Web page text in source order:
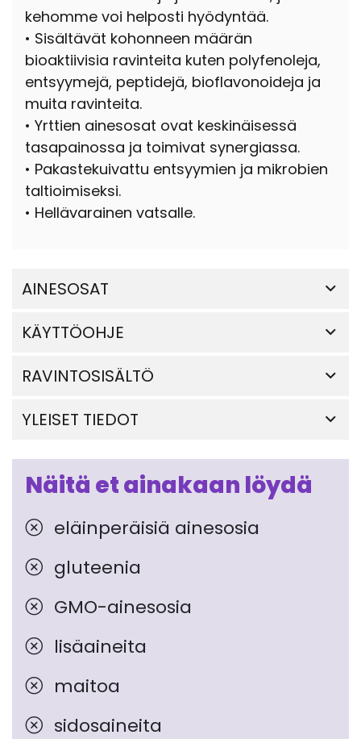
kehomme voi helposti hyödyntää.
• Sisältävät kohonneen määrän
bioaktiivisia ravinteita kuten polyfenoleja,
entsyymejä, peptidejä, bioflavonoideja ja
muita ravinteita.
• Yrttien ainesosat ovat keskinäisessä
tasapainossa ja toimivat synergiassa.
• Pakastekuivattu entsyymien ja mikrobien
taltioimiseksi.
• Hellävarainen vatsalle.
AINESOSAT
KÄYTTÖOHJE
RAVINTOSISÄLTÖ
YLEISET TIEDOT
Näitä et ainakaan löydä
eläinperäisiä ainesosia
gluteenia
GMO-ainesosia
lisäaineita
maitoa
sidosaineita